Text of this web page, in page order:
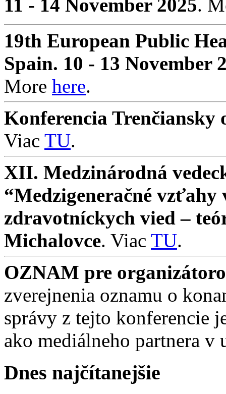
11 - 14 November 2025.
19th European Public
Spain. 10 - 13 November
More here.
Konferencia Trenčiansky
Viac TU.
XII. Medzinárodná
“Medzigeneračné vzťahy
zdravotníckych vied –
Michalovce. Viac TU.
OZNAM pre
zverejnenia oznamu o
správy z tejto konferencie
ako mediálneho partnera v
Dnes najčítanejšie